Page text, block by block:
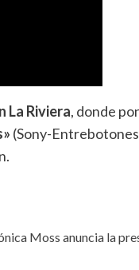
La Riviera, donde
(Sony-
Moss anuncia la